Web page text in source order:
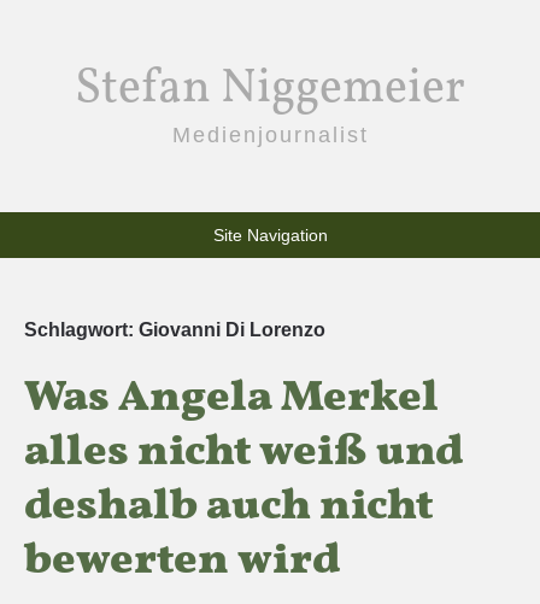
Stefan Niggemeier
Medienjournalist
Site Navigation
Schlagwort: Giovanni Di Lorenzo
Was Angela Merkel
alles nicht weiß und
deshalb auch nicht
bewerten wird